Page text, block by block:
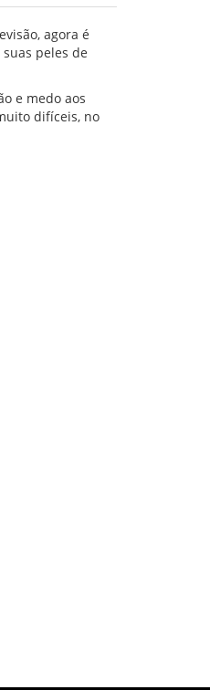
agora é
peles de
e medo aos
difíceis, no